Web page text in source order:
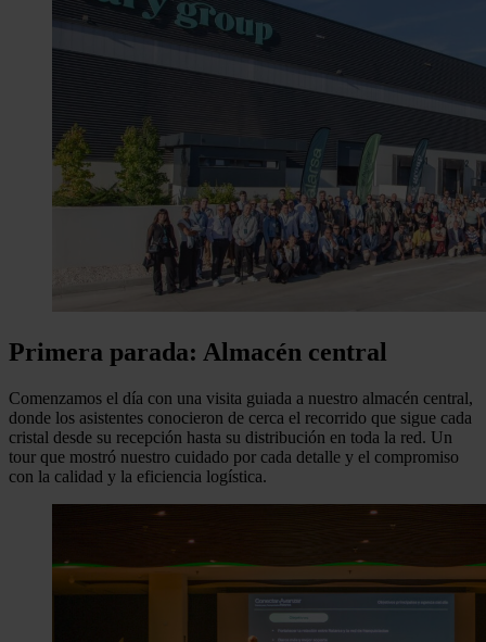
Primera parada: Almacén central
Comenzamos el día con una visita guiada a nuestro almacén central,
donde los asistentes conocieron de cerca el recorrido que sigue cada
cristal desde su recepción hasta su distribución en toda la red. Un
tour que mostró nuestro cuidado por cada detalle y el compromiso
con la calidad y la eficiencia logística.